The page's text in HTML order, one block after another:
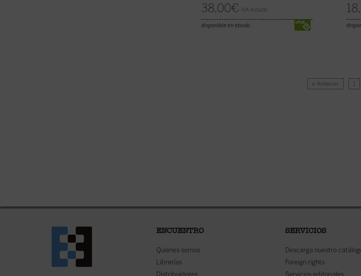
38,00€ IVA incluido
disponible en ebook:
« Anterior 1
ENCUENTRO
Quiénes somos
Librerías
Distribuidores
SERVICIOS
Descarga nuestro
Foreign rights
Servicios editoriales